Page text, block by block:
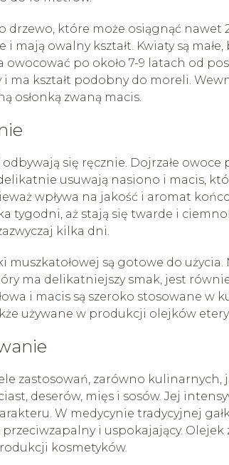
drzewo, które może osiągnąć nawet
i mają owalny kształt. Kwiaty są
owocować po około 7-9 latach od
i ma kształt podobny do moreli.
osłonką zwaną macis.
się ręcznie. Dojrzałe owoce
usuwają nasiono i macis,
wpływa na jakość i aromat
tygodni, aż stają się twarde i
kilka dni.
muszkatołowej są gotowe do
ma delikatniejszy smak, jest
i macis są szeroko stosowane w
używane w produkcji olejków
zastosowań, zarówno
deserów, mięs i sosów. Jej
W medycynie tradycyjnej
i uspokajający. Olejek
kosmetyków.